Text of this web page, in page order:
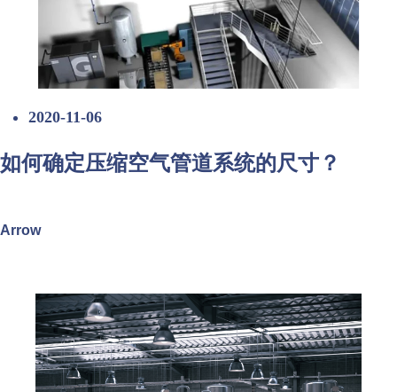
2020-11-06
如何确定压缩空气管道系统的尺寸？
Arrow